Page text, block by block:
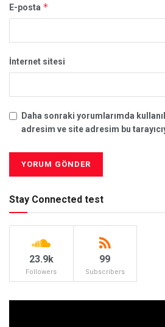
E-posta *
İnternet sitesi
Daha sonraki yorumlarımda
adresim ve site adresim bu
Stay Connected test
23.9k
Followers
99
Subscribers